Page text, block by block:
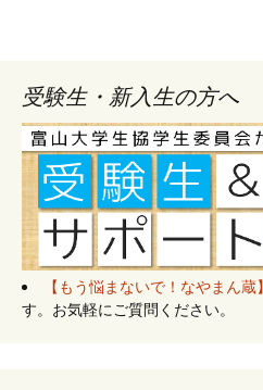
受験生・新入生の方へ
【もう悩まないで！なやまん蔵】
す。お気軽にご質問ください。